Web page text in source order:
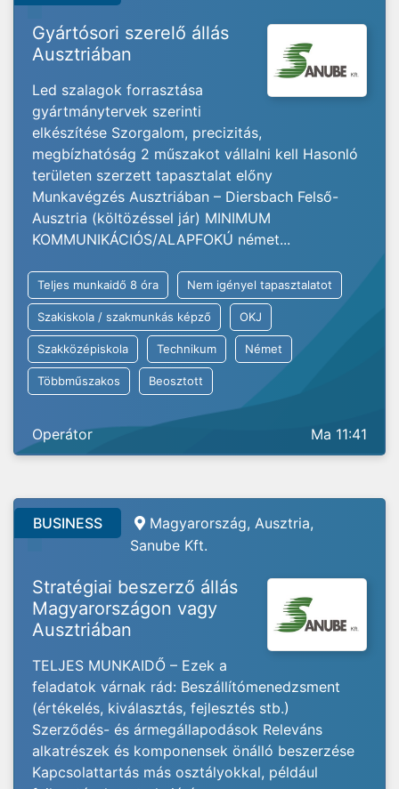
Gyártósori szerelő állás
Ausztriában
Led szalagok forrasztása
gyártmánytervek szerinti
elkészítése Szorgalom, precizitás,
megbízhatóság 2 műszakot vállalni kell Hasonló
területen szerzett tapasztalat előny
Munkavégzés Ausztriában – Diersbach Felső-
Ausztria (költözéssel jár) MINIMUM
KOMMUNIKÁCIÓS/ALAPFOKÚ német...
Teljes munkaidő 8 óra Nem igényel tapasztalatot
Szakiskola / szakmunkás képző OKJ
Szakközépiskola Technikum Német
Többműszakos Beosztott
Operátor Ma 11:41
BUSINESS
Magyarország, Ausztria,
Sanube Kft.
Stratégiai beszerző állás
Magyarországon vagy
Ausztriában
TELJES MUNKAIDŐ – Ezek a
feladatok várnak rád: Beszállítómenedzsment
(értékelés, kiválasztás, fejlesztés stb.)
Szerződés- és ármegállapodások Releváns
alkatrészek és komponensek önálló beszerzése
Kapcsolattartás más osztályokkal, például